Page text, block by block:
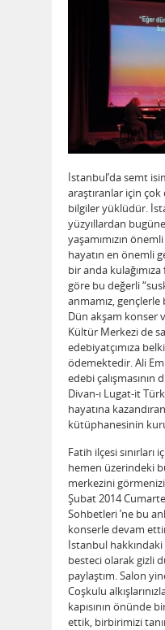
İstanbul’da semt
araştıranlar için
bilgiler yüklüdür.
yüzyıllardan
yaşamımızın
hayatın en önemli
bir anda kulağımıza
göre bu değerli
anmamız,
Dün akşam konser
Kültür Merkezi de
edebiyatçımıza
ödemektedir. Ali
edebi çalışmasının
Divan-ı Lugat-it
hayatına
kütüphanesinin
Fatih ilçesi sınırları
hemen üzerindeki
merkezini
Şubat 2014
Sohbetleri ’ne bu
konserle devam
İstanbul
besteci olarak gizli
paylaştım. Salon
Coşkulu
kapısının önünde
ettik, birbirimizi